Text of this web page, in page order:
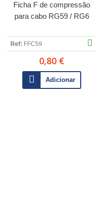
Ficha F de compressão
para cabo RG59 / RG6
Ref: FFC59
0,80 €
Adicionar